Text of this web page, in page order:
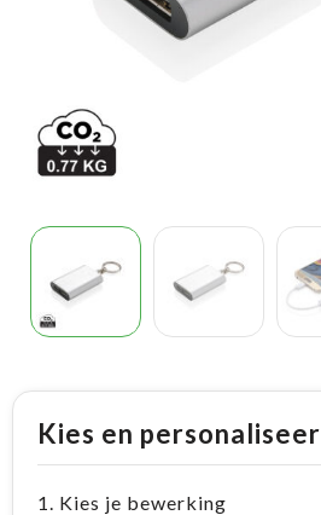
Kies en personaliseer
1. Kies je bewerking